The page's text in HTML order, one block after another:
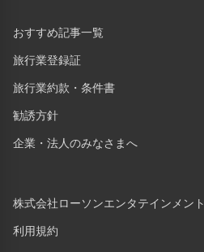
おすすめ記事一覧
旅行業登録証
旅行業約款・条件書
勧誘方針
企業・法人のみなさまへ
株式会社ローソンエンタテインメント
利用規約